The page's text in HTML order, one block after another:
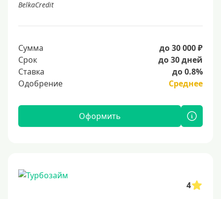
BelkaCredit
Сумма
до 30 000 ₽
Срок
до 30 дней
Ставка
до 0.8%
Одобрение
Среднее
Оформить
4